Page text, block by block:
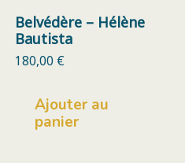
Belvédère – Hélène
Bautista
180,00 €
Ajouter au
panier